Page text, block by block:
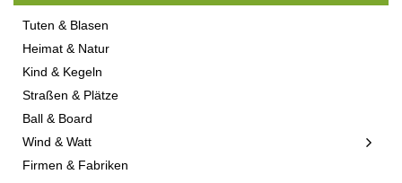
Tuten & Blasen
Heimat & Natur
Kind & Kegeln
Straßen & Plätze
Ball & Board
Wind & Watt
Firmen & Fabriken